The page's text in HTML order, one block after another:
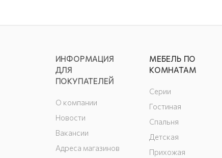
ИНФОРМАЦИЯ
ДЛЯ
ПОКУПАТЕЛЕЙ
О компании
Новости
Вакансии
Адреса магазинов
МЕБЕЛЬ ПО
КОМНАТАМ
Серии
Гостиная
Спальня
Детская
Прихожая